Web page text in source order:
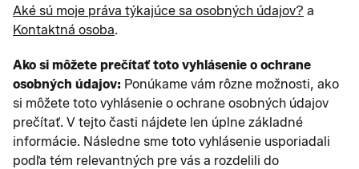
Aké sú moje práva týkajúce sa osobných údajov? a
Kontaktná osoba.
Ako si môžete prečítať toto vyhlásenie o ochrane
osobných údajov: Ponúkame vám rôzne možnosti, ako
si môžete toto vyhlásenie o ochrane osobných údajov
prečítať. V tejto časti nájdete len úplne základné
informácie. Následne sme toto vyhlásenie usporiadali
podľa tém relevantných pre vás a rozdelili do